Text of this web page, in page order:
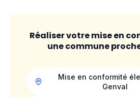
Réaliser votre mise en
une commune
Mise en conformité
Genval